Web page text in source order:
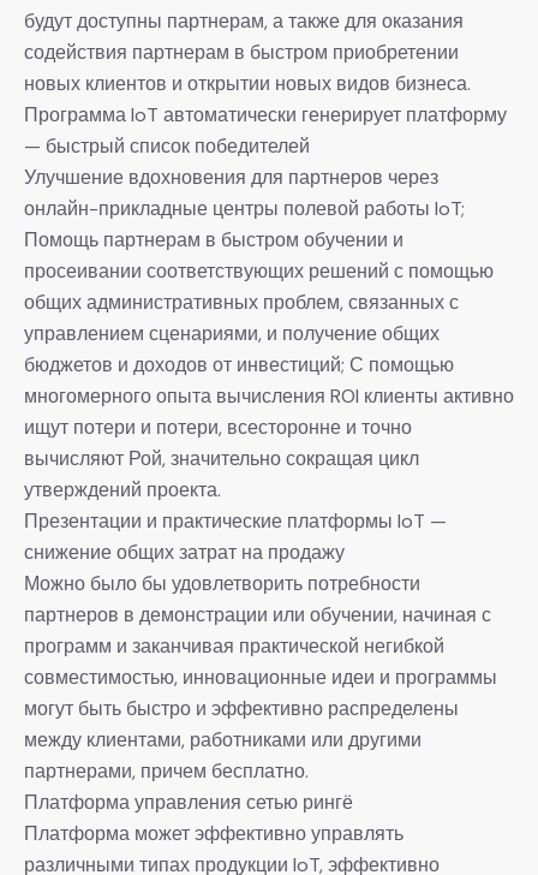
будут доступны партнерам, а также для оказания
содействия партнерам в быстром приобретении
новых клиентов и открытии новых видов бизнеса.
Программа IoT автоматически генерирует платформу
— быстрый список победителей
Улучшение вдохновения для партнеров через
онлайн-прикладные центры полевой работы IoT;
Помощь партнерам в быстром обучении и
просеивании соответствующих решений с помощью
общих административных проблем, связанных с
управлением сценариями, и получение общих
бюджетов и доходов от инвестиций; С помощью
многомерного опыта вычисления ROI клиенты активно
ищут потери и потери, всесторонне и точно
вычисляют Рой, значительно сокращая цикл
утверждений проекта.
Презентации и практические платформы IoT —
снижение общих затрат на продажу
Можно было бы удовлетворить потребности
партнеров в демонстрации или обучении, начиная с
программ и заканчивая практической негибкой
совместимостью, инновационные идеи и программы
могут быть быстро и эффективно распределены
между клиентами, работниками или другими
партнерами, причем бесплатно.
Платформа управления сетью рингё
Платформа может эффективно управлять
различными типах продукции IoT, эффективно